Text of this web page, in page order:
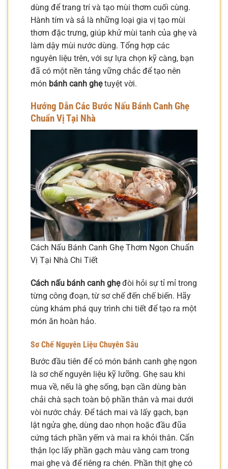
dùng để trang trí và tạo mùi thơm cuối cùng.
Hành tím và sả là những loại gia vị tạo mùi
thơm đặc trưng, giúp khử mùi tanh của ghẹ và
làm dậy mùi nước dùng. Tổng hợp các
nguyên liệu trên, với sự lựa chọn kỹ càng, bạn
đã có một nền tảng vững chắc để tạo nên
món bánh canh ghẹtuyệt vời.
Hướng Dẫn Các Bước Nấu Bánh Canh Ghẹ
Chuẩn Vị Tại Nhà
Cách Nấu Bánh Canh Ghẹ Thơm Ngon Chuẩn
Vị Tại Nhà Chi Tiết
Cách nấu bánh canh ghẹđòi hỏi sự tỉ mỉ trong
từng công đoạn, từ sơ chế đến chế biến. Hãy
cùng khám phá quy trình chi tiết để tạo ra một
món ăn hoàn hảo.
Sơ Chế Nguyên Liệu Chuyên Sâu
Bước đầu tiên để có món bánh canh ghẹ ngon
là sơ chế nguyên liệu kỹ lưỡng. Ghẹ sau khi
mua về, nếu là ghẹ sống, bạn cần dùng bàn
chải chà sạch toàn bộ phần thân và mai dưới
vòi nước chảy. Để tách mai và lấy gạch, bạn
lật ngửa ghẹ, dùng dao nhọn hoặc đầu đũa
cứng tách phần yếm và mai ra khỏi thân. Cẩn
thận lọc lấy phần gạch màu vàng cam trong
mai ghẹ và để riêng ra chén. Phần thịt ghẹ có